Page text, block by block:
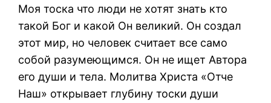
Моя тоска что люди не хотят знать кто
такой Бог и какой Он великий. Он создал
этот мир, но человек считает все само
собой разумеющимся. Он не ищет Автора
его души и тела. Молитва Христа «Отче
Наш» открывает глубину тоски души